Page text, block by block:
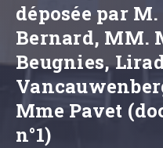
déposée par
Bernard, MM.
Beugnies,
Mme Pavet
n°1)